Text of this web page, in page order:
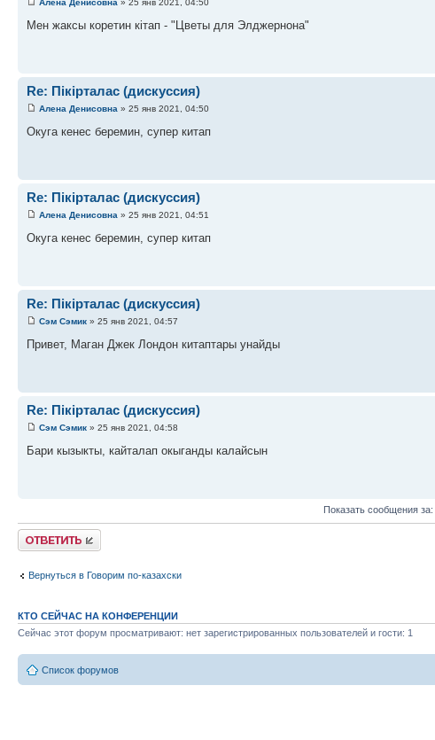
Мен жаксы коретин кітап - "Цветы для Элджернона"
Re: Пікірталас (дискуссия)
Алена Денисовна » 25 янв 2021, 04:50
Окуга кенес беремин, супер китап
Re: Пікірталас (дискуссия)
Алена Денисовна » 25 янв 2021, 04:51
Окуга кенес беремин, супер китап
Re: Пікірталас (дискуссия)
Сэм Сэмик » 25 янв 2021, 04:57
Привет, Маган Джек Лондон китаптары унайды
Re: Пікірталас (дискуссия)
Сэм Сэмик » 25 янв 2021, 04:58
Бари кызыкты, кайталап окыганды калайсын
Показать сообщения за:
Ответить
Вернуться в Говорим по-казахски
КТО СЕЙЧАС НА КОНФЕРЕНЦИИ
Сейчас этот форум просматривают: нет зарегистрированных пользователей и гости: 1
Список форумов